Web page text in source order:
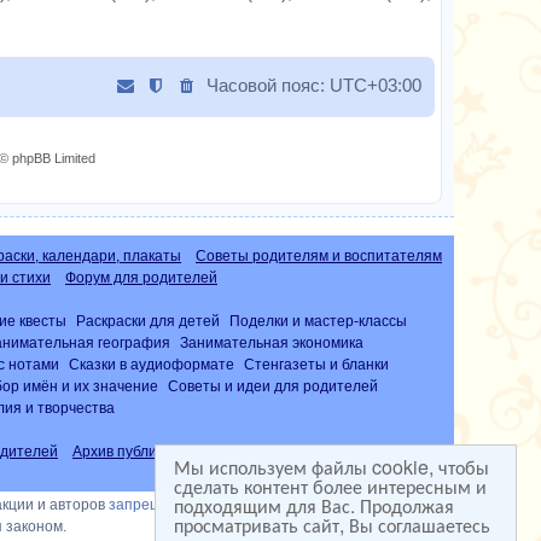
Мы используем файлы cookie, чтобы
сделать контент более интересным и
подходящим для Вас. Продолжая
просматривать сайт, Вы соглашаетесь
и
ю
б
щ
Часовой пояс: UTC+03:00
phpBB Limited
календари, плакаты
Советы родителям и воспитателям
стихи Форум для родителей
квесты Раскраски для детей
Поделки и мастер-классы
география
Занимательная экономика
нотами Сказки в аудиоформате
Стенгазеты и бланки
имён и их значение
Советы и идеи для родителей
и творчества
Архив публикаций
Часто задаваемые вопросы (FAQ)
и авторов запрещена